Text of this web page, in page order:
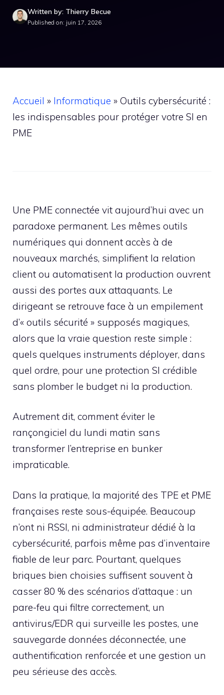
Written by: Thierry Becue
Published on: juin 17, 2026
Accueil » Informatique » Outils cybersécurité :
les indispensables pour protéger votre SI en
PME
Une PME connectée vit aujourd’hui avec un
paradoxe permanent. Les mêmes outils
numériques qui donnent accès à de
nouveaux marchés, simplifient la relation
client ou automatisent la production ouvrent
aussi des portes aux attaquants. Le
dirigeant se retrouve face à un empilement
d’« outils sécurité » supposés magiques,
alors que la vraie question reste simple :
quels quelques instruments déployer, dans
quel ordre, pour une protection SI crédible
sans plomber le budget ni la production.
Autrement dit, comment éviter le
rançongiciel du lundi matin sans
transformer l’entreprise en bunker
impraticable.
Dans la pratique, la majorité des TPE et PME
françaises reste sous-équipée. Beaucoup
n’ont ni RSSI, ni administrateur dédié à la
cybersécurité, parfois même pas d’inventaire
fiable de leur parc. Pourtant, quelques
briques bien choisies suffisent souvent à
casser 80 % des scénarios d’attaque : un
pare-feu qui filtre correctement, un
antivirus/EDR qui surveille les postes, une
sauvegarde données déconnectée, une
authentification renforcée et une gestion un
peu sérieuse des accès.